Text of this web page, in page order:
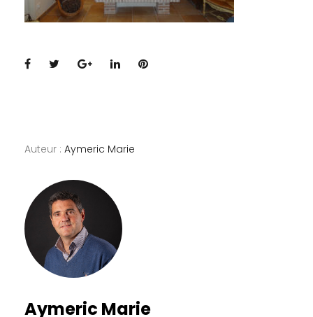
Facebook
TwitterGoogle+
LinkedInPinterest
Auteur : Aymeric Marie
Aymeric Marie